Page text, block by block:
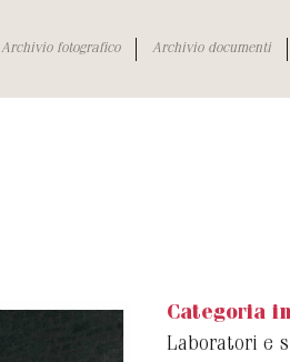
Archivio fotografico Archivio documenti
Categoria
Laboratori e